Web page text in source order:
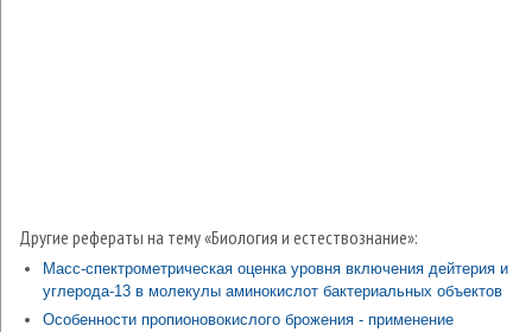
Другие рефераты на тему «Биология и естествознание»:
Масс-спектрометрическая оценка уровня включения дейтерия и
углерода-13 в молекулы аминокислот бактериальных объектов
Особенности пропионовокислого брожения - применение